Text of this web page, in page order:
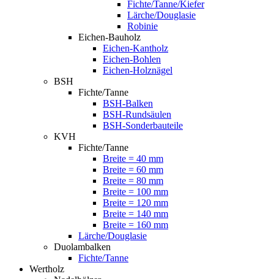
Fichte/Tanne/Kiefer
Lärche/Douglasie
Robinie
Eichen-Bauholz
Eichen-Kantholz
Eichen-Bohlen
Eichen-Holznägel
BSH
Fichte/Tanne
BSH-Balken
BSH-Rundsäulen
BSH-Sonderbauteile
KVH
Fichte/Tanne
Breite = 40 mm
Breite = 60 mm
Breite = 80 mm
Breite = 100 mm
Breite = 120 mm
Breite = 140 mm
Breite = 160 mm
Lärche/Douglasie
Duolambalken
Fichte/Tanne
Wertholz